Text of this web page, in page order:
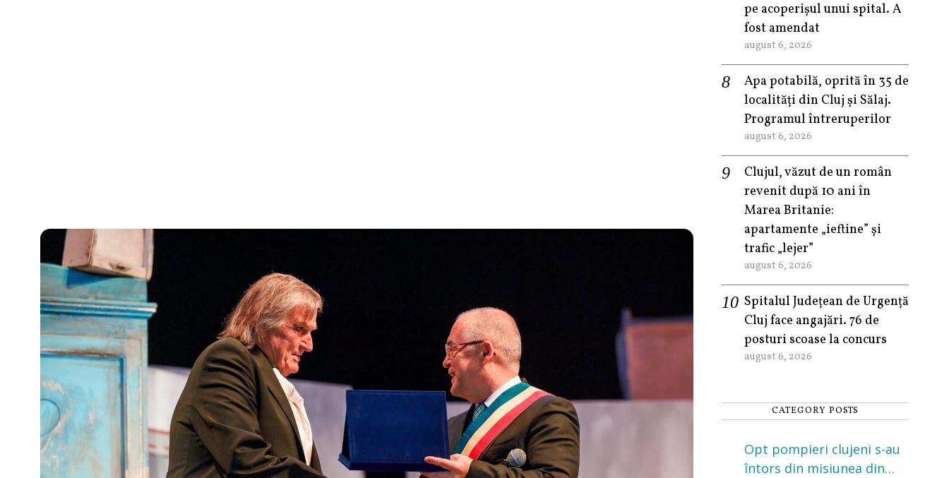
pe acoperișul unui spital. A
fost amendat
august 6, 2026
Apa potabilă, oprită în 35 de
localități din Cluj și Sălaj.
Programul întreruperilor
august 6, 2026
Clujul, văzut de un român
revenit după 10 ani în
Marea Britanie:
apartamente „ieftine” și
trafic „lejer”
august 6, 2026
Spitalul Județean de Urgență
Cluj face angajări. 76 de
posturi scoase la concurs
august 6, 2026
CATEGORY POSTS
Opt pompieri clujeni s-au
întors din misiunea din